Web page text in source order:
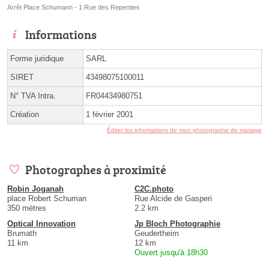
Arrêt Place Schumann - 1 Rue des Repenties
Informations
Forme juridique SARL
SIRET 43498075100011
N° TVA Intra. FR04434980751
Création 1 février 2001
Éditer les informations de mon photographe de mariage
Photographes à proximité
Robin Joganah
place Robert Schuman
350 mètres
C2C.photo
Rue Alcide de Gasperi
2.2 km
Optical Innovation
Brumath
11 km
Jp Bloch Photographie
Geudertheim
12 km
Ouvert jusqu'à 18h30